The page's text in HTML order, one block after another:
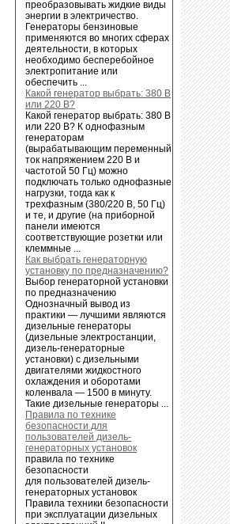
преобразовывать жидкие виды
энергии в электричество.
Генераторы бензиновые
применяются во многих сферах
деятельности, в которых
необходимо бесперебойное
электропитание или
обеспечить ...
Какой генератор выбрать: 380 В
или 220 В?
Какой генератор выбрать: 380 В
или 220 В? К однофазным
генераторам
(вырабатывающим переменный
ток напряжением 220 В и
частотой 50 Гц) можно
подключать только однофазные
нагрузки, тогда как к
трехфазным (380/220 В, 50 Гц)
и те, и другие (на приборной
панели имеются
соответствующие розетки или
клеммные ...
Как выбрать генераторную
установку по предназначению?
Выбор генераторной установки
по предназначению
Однозначный вывод из
практики — лучшими являются
дизельные генераторы
(дизельные электростанции,
дизель-генераторные
установки) с дизельными
двигателями жидкостного
охлаждения и оборотами
коленвала — 1500 в минуту.
Такие дизельные генераторы ...
Правила по технике
безопасности для
пользователей дизель-
генераторных установок
правила по технике
безопасности
для пользователей дизель-
генераторных установок
Правила техники безопасности
при эксплуатации дизельных